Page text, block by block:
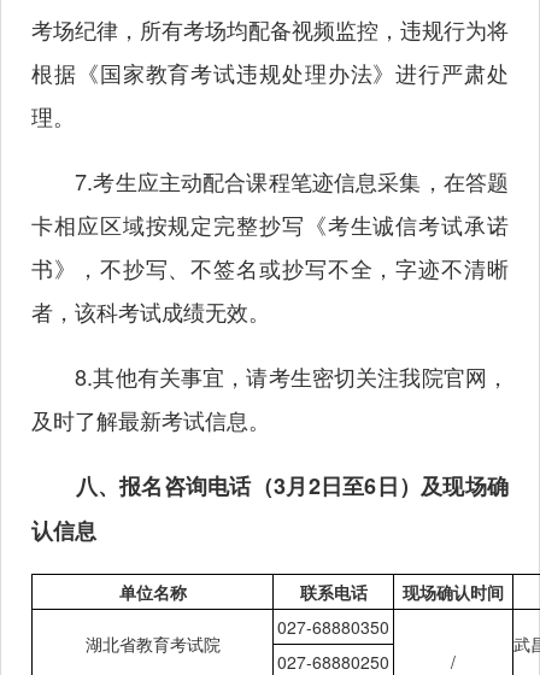
考场纪律，所有考场均配备视频监控，违规行为将
根据《国家教育考试违规处理办法》进行严肃处
理。
7.考生应主动配合课程笔迹信息采集，在答题
卡相应区域按规定完整抄写《考生诚信考试承诺
书》，不抄写、不签名或抄写不全，字迹不清晰
者，该科考试成绩无效。
8.其他有关事宜，请考生密切关注我院官网，
及时了解最新考试信息。
八、报名咨询电话（3月2日至6日）及现场确
认信息
单位名称 联系电话 现场确认时间
湖北省教育考试院
027-68880350
/
武
027-68880250